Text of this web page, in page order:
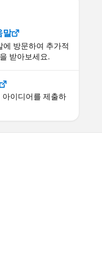
말
방문하여 추가적
받아보세요.
이디어를 제출하